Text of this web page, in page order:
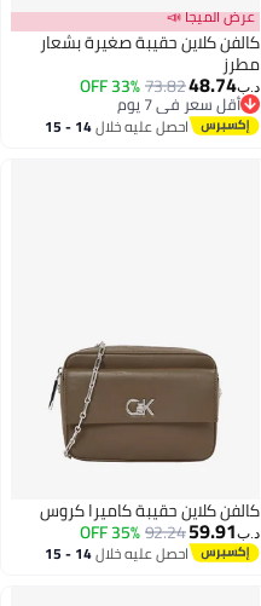
عرض الميجا 📣
كالفن كلاين حقيبة صغيرة بشعار
مطرز
د.ب‏48.74
73.82
33% OFF
أقل سعر في 7 يوم
أقل سعر في 7 يوماحصل عليه خلال 14 - 15
كالفن كلاين حقيبة كاميرا كروس
د.ب‏59.91
92.24
35% OFF
احصل عليه خلال 14 - 15